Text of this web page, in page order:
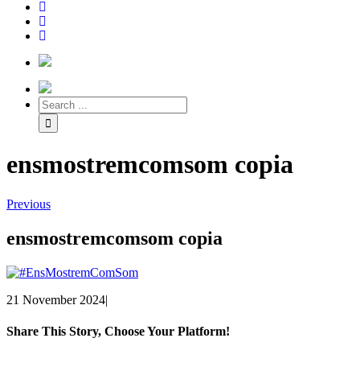
ensmostremcomsom copia
Previous
ensmostremcomsom copia
21 November 2024|
Share This Story, Choose Your Platform!